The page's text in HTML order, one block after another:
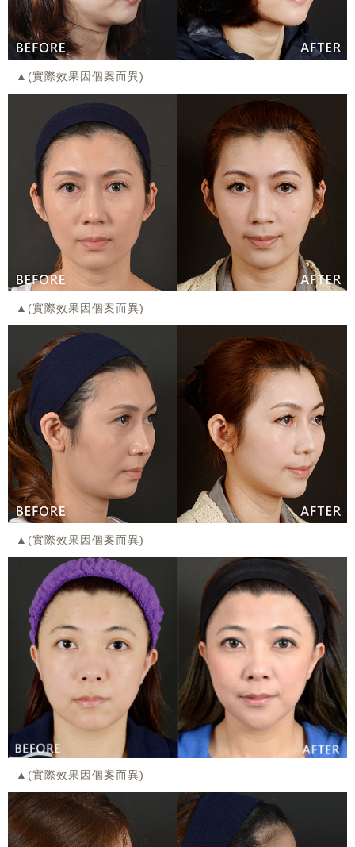
▲(實際效果因個案而異)
▲(實際效果因個案而異)
▲(實際效果因個案而異)
▲(實際效果因個案而異)